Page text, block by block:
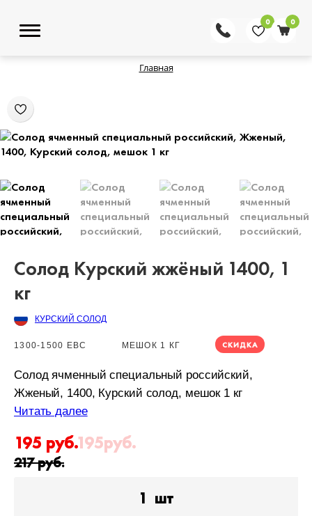
0 0
Главная
Солод Курский жжёный 1400, 1
кг
КУРСКИЙ СОЛОД
1300-1500 EBC МЕШОК 1 КГ СКИДКА
Солод ячменный специальный российский,
Жженый, 1400, Курский солод, мешок 1 кг
Читать далее
195 руб.
217руб.
195руб.
1 шт